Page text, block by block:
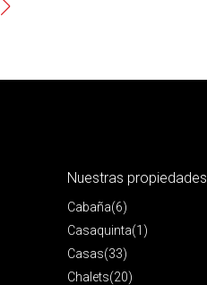
Nuestras propiedades
Cabaña(6)
Casaquinta(1)
Casas(33)
Chalets(20)